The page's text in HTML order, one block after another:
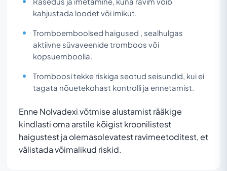
kahjustada loodet või imikut.
Tromboemboolsed haigused , sealhulgas
aktiivne süvaveenide tromboos või
kopsuemboolia.
Tromboosi tekke riskiga seotud seisundid, kui ei
tagata nõuetekohast kontrolli ja ennetamist.
Enne Nolvadexi võtmise alustamist rääkige
kindlasti oma arstile kõigist kroonilistest
haigustest ja olemasolevatest ravimeetoditest, et
välistada võimalikud riskid.